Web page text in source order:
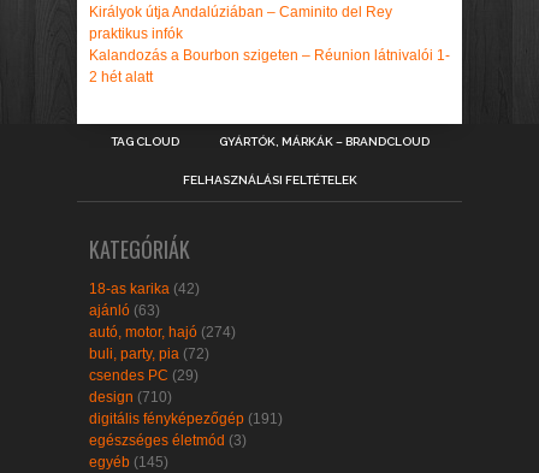
Királyok útja Andalúziában – Caminito del Rey
praktikus infók
Kalandozás a Bourbon szigeten – Réunion látnivalói 1-
2 hét alatt
TAG CLOUD GYÁRTÓK, MÁRKÁK – BRANDCLOUD
FELHASZNÁLÁSI FELTÉTELEK
KATEGÓRIÁK
18-as karika (42)
ajánló (63)
autó, motor, hajó (274)
buli, party, pia (72)
csendes PC (29)
design (710)
digitális fényképezőgép (191)
egészséges életmód (3)
egyéb (145)